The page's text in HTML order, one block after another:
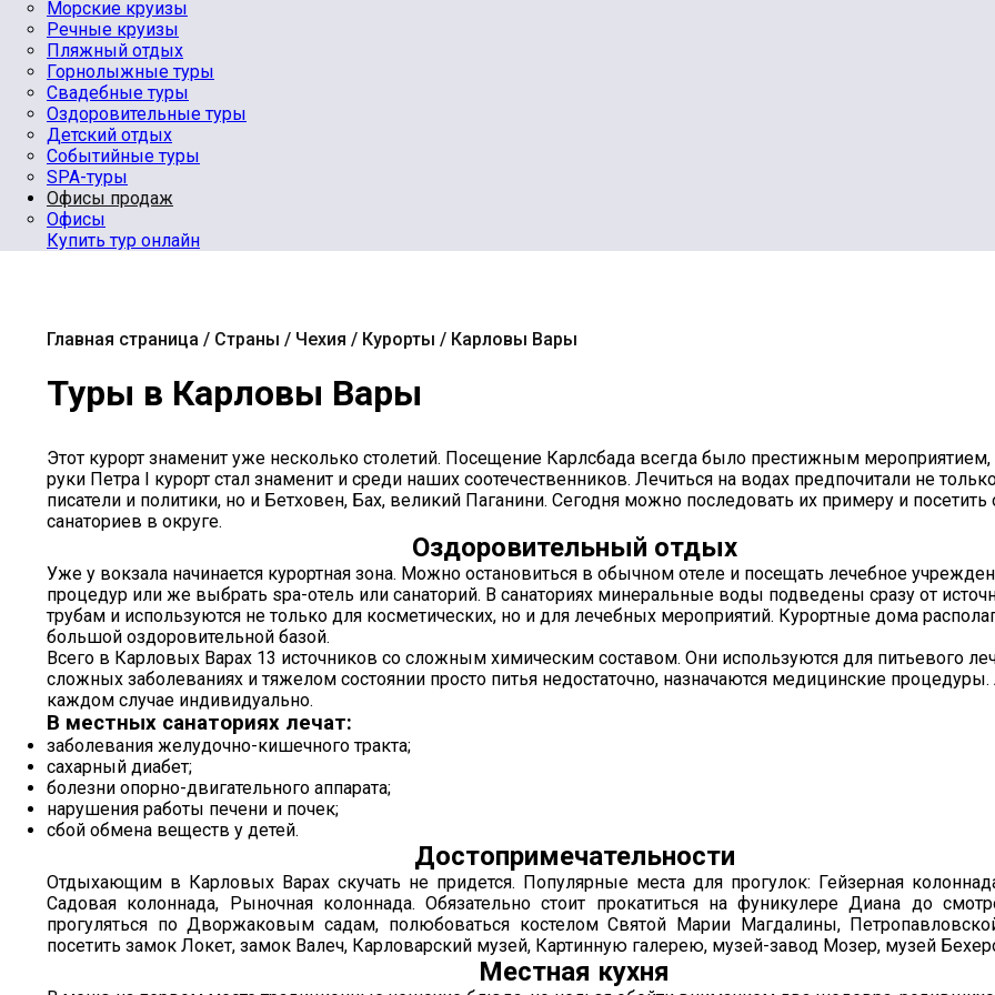
Морские круизы
Речные круизы
Пляжный отдых
Горнолыжные туры
Свадебные туры
Оздоровительные туры
Детский отдых
Событийные туры
SPA-туры
Офисы продаж
Офисы
Купить тур онлайн
Главная страница Страны Чехия Курорты Карловы Вары
Туры в Карловы Вары
Этот курорт знаменит уже несколько столетий. Посещение Карлсбада всегда было престижным мероприятием,
руки Петра I курорт стал знаменит и среди наших соотечественников. Лечиться на водах предпочитали не
писатели и политики, но и Бетховен, Бах, великий Паганини. Сегодня можно последовать их примеру и посетить
санаториев в округе.
Оздоровительный отдых
Уже у вокзала начинается курортная зона. Можно остановиться в обычном отеле и посещать лечебное
процедур или же выбрать spa-отель или санаторий. В санаториях минеральные воды подведены сразу от
трубам и используются не только для косметических, но и для лечебных мероприятий. Курортные дома
большой оздоровительной базой.
Всего в Карловых Варах 13 источников со сложным химическим составом. Они используются для питьевого
сложных заболеваниях и тяжелом состоянии просто питья недостаточно, назначаются медицинские
каждом случае индивидуально.
В местных санаториях лечат:
заболевания желудочно-кишечного тракта;
сахарный диабет;
болезни опорно-двигательного аппарата;
нарушения работы печени и почек;
сбой обмена веществ у детей.
Достопримечательности
Отдыхающим в Карловых Варах скучать не придется. Популярные места для прогулок: Гейзерная
Садовая колоннада, Рыночная колоннада. Обязательно стоит прокатиться на фуникулере Диана до
прогуляться по Дворжаковым садам, полюбоваться костелом Святой Марии Магдалины,
посетить замок Локет, замок Валеч, Карловарский музей, Картинную галерею, музей-завод Мозер, музей
Местная кухня